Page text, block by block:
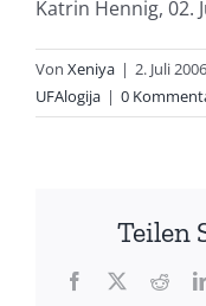
Katrin Hennig, 02.
Von Xeniya | 2. Juli 2006
UFAlogija | 0
Teilen
Facebook
X